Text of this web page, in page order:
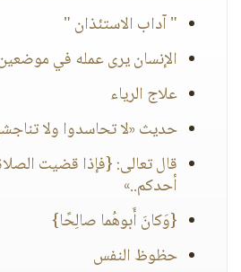
" آداب الاستئذان "
الإنسان يرى عمله في
علاج الرياء
حديث «لا تحاسدوا ولا
قال تعالى: {فإذا قضيت
أحدكم..»
{وَكانَ أَبوهُما صالِحًا}
حظوظ النفس